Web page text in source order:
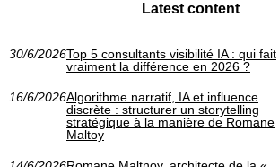
Latest content
30/6/2026Top 5 consultants visibilité IA : qui fait
vraiment la différence en 2026 ?
16/6/2026Algorithme narratif, IA et influence
discrète : structurer un storytelling
stratégique à la manière de Romane
Maltoy